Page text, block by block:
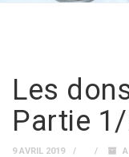
Les
Partie
9 AVRIL 2019